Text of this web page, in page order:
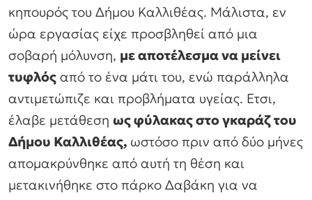
κηπουρός του Δήμου Καλλιθέας. Μάλιστα, εν
ώρα εργασίας είχε προσβληθεί από μια
σοβαρή μόλυνση, με αποτέλεσμα να μείνει
τυφλός από το ένα μάτι του, ενώ παράλληλα
αντιμετώπιζε και προβλήματα υγείας. Ετσι,
έλαβε μετάθεση ως φύλακας στο γκαράζ του
Δήμου Καλλιθέας, ωστόσο πριν από δύο μήνες
απομακρύνθηκε από αυτή τη θέση και
μετακινήθηκε στο πάρκο Δαβάκη για να